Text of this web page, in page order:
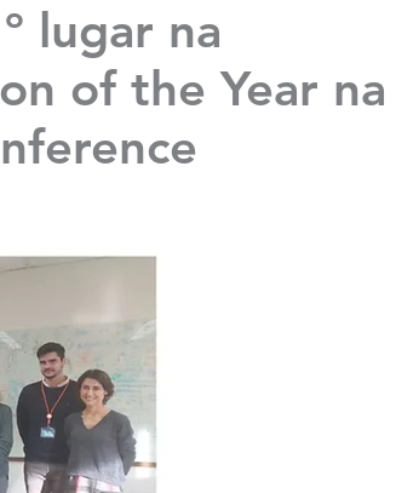
lugar na
of the Year na